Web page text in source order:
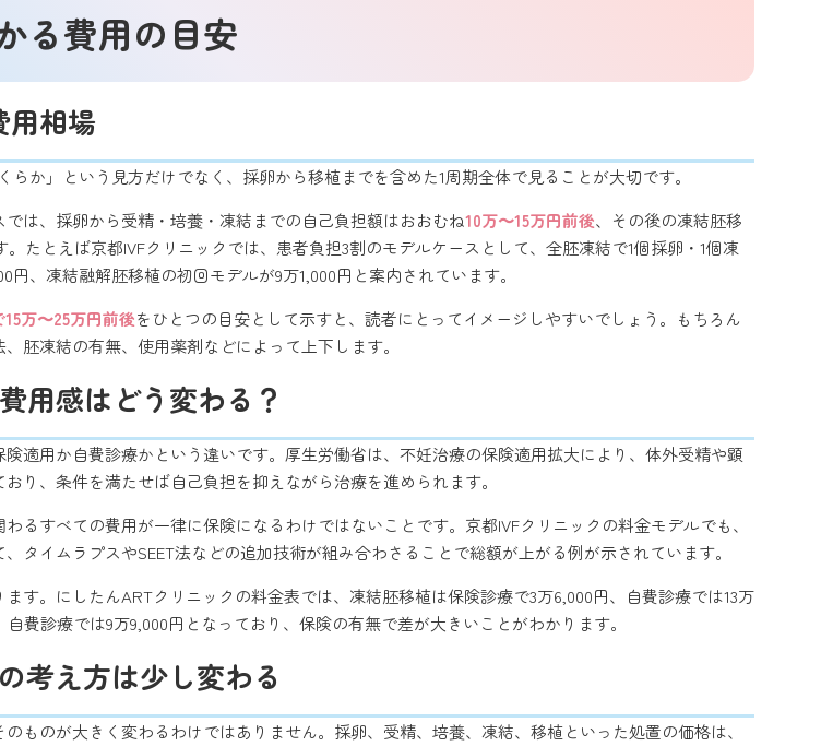
る費用の目安
用相場
か」という見方だけでなく、採卵から移植までを含めた1周期全体で見ることが大切です。
は、採卵から受精・培養・凍結までの自己負担額はおおむね10万〜15万円前後、その後の凍結胚移
たとえば京都IVFクリニックでは、患者負担3割のモデルケースとして、全胚凍結で1個採卵・1個凍
円、凍結融解胚移植の初回モデルが9万1,000円と案内されています。
万〜25万円前後をひとつの目安として示すと、読者にとってイメージしやすいでしょう。もちろん
胚凍結の有無、使用薬剤などによって上下します。
用感はどう変わる？
適用か自費診療かという違いです。厚生労働省は、不妊治療の保険適用拡大により、体外受精や顕
り、条件を満たせば自己負担を抑えながら治療を進められます。
るすべての費用が一律に保険になるわけではないことです。京都IVFクリニックの料金モデルでも、
タイムラプスやSEET法などの追加技術が組み合わさることで総額が上がる例が示されています。
す。にしたんARTクリニックの料金表では、凍結胚移植は保険診療で3万6,000円、自費診療では13万
費診療では9万9,000円となっており、保険の有無で差が大きいことがわかります。
考え方は少し変わる
ものが大きく変わるわけではありません。採卵、受精、培養、凍結、移植といった処置の価格は、